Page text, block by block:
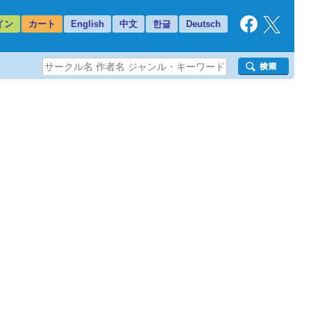
ン カート English 中文 한글 Deutsch